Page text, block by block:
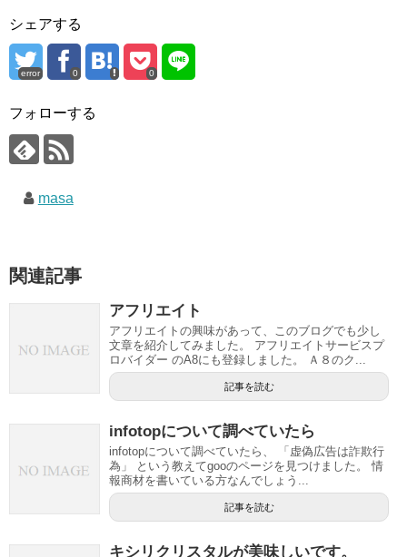
シェアする
error 0 0
フォローする
masa
関連記事
アフリエイト
アフリエイトの興味があって、このブログでも少し
文章を紹介してみました。 アフリエイトサービスプ
ロバイダー のA8にも登録しました。 Ａ８のク...
記事を読む
infotopについて調べていたら
infotopについて調べていたら、 「虚偽広告は詐欺行
為」 という教えてgooのページを見つけました。 情
報商材を書いている方なんでしょう...
記事を読む
キシリクリスタルが美味しいです。